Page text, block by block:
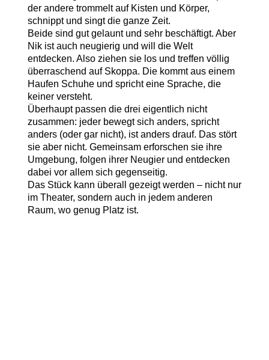
der andere trommelt auf Kisten und Körper,
schnippt und singt die ganze Zeit.
Beide sind gut gelaunt und sehr beschäftigt. Aber
Nik ist auch neugierig und will die Welt
entdecken. Also ziehen sie los und treffen völlig
überraschend auf Skoppa. Die kommt aus einem
Haufen Schuhe und spricht eine Sprache, die
keiner versteht.
Überhaupt passen die drei eigentlich nicht
zusammen: jeder bewegt sich anders, spricht
anders (oder gar nicht), ist anders drauf. Das stört
sie aber nicht. Gemeinsam erforschen sie ihre
Umgebung, folgen ihrer Neugier und entdecken
dabei vor allem sich gegenseitig.
Das Stück kann überall gezeigt werden – nicht nur
im Theater, sondern auch in jedem anderen
Raum, wo genug Platz ist.